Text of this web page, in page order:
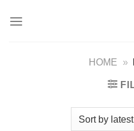
HOME »